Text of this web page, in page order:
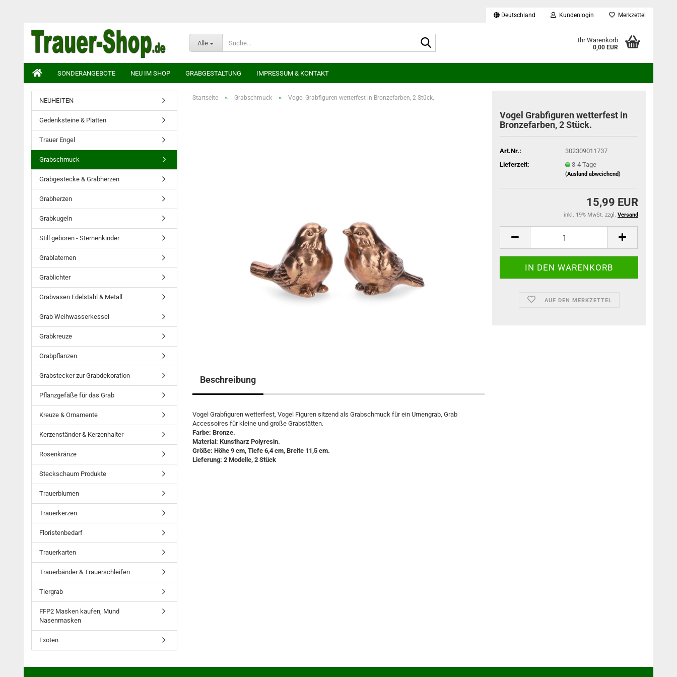
Deutschland Kundenlogin Merkzettel
Alle Ihr Warenkorb
0,00 EUR
SONDERANGEBOTE NEU IM SHOP GRABGESTALTUNG IMPRESSUM & KONTAKT
Startseite » Grabschmuck » Vogel Grabfiguren wetterfest in Bronzefarben, 2 Stück.
Vogel Grabfiguren wetterfest in
Bronzefarben, 2 Stück.
Art.Nr.:
302309011737
Lieferzeit:
3-4 Tage
(Ausland abweichend)
15,99 EUR
inkl. 19% MwSt. zzgl. Versand
AUF DEN MERKZETTEL
Beschreibung
Vogel Grabfiguren wetterfest, Vogel Figuren sitzend als Grabschmuck für ein Urnengrab, Grab
Accessoires für kleine und große Grabstätten.
Farbe: Bronze.
Material: Kunstharz Polyresin.
Größe: Höhe 9 cm, Tiefe 6,4 cm, Breite 11,5 cm.
Lieferung: 2 Modelle, 2 Stück
NEUHEITEN
Gedenksteine & Platten
Trauer Engel
Grabschmuck
Grabgestecke & Grabherzen
Grabherzen
Grabkugeln
Still geboren - Sternenkinder
Grablaternen
Grablichter
Grabvasen Edelstahl & Metall
Grab Weihwasserkessel
Grabkreuze
Grabpflanzen
Grabstecker zur Grabdekoration
Pflanzgefäße für das Grab
Kreuze & Ornamente
Kerzenständer & Kerzenhalter
Rosenkränze
Steckschaum Produkte
Trauerblumen
Trauerkerzen
Floristenbedarf
Trauerkarten
Trauerbänder & Trauerschleifen
Tiergrab
FFP2 Masken kaufen, Mund
Nasenmasken
Exoten